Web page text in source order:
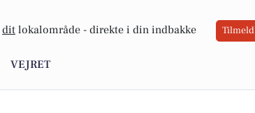
dit lokalområde - direkte i din indbakke Tilmeld
VEJRET